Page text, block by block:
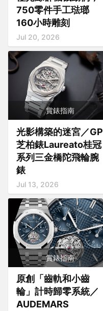
750零件手工琺瑯
160小時雕刻
Jul 20, 2026
賞錶指南
光影構築的迷宮／GP
芝柏錶Laureato桂冠
系列三金橋陀飛輪腕
錶
Jul 13, 2026
賞錶指南
原創「齒軌和小齒
輪」計時歸零系統／
AUDEMARS